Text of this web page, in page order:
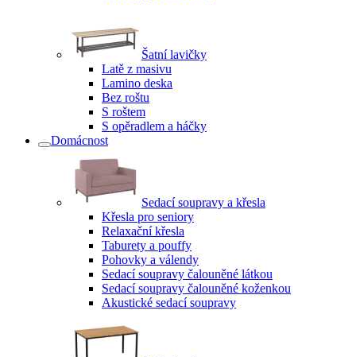
Šatní lavičky
Latě z masivu
Lamino deska
Bez roštu
S roštem
S opěradlem a háčky
Domácnost
Sedací soupravy a křesla
Křesla pro seniory
Relaxační křesla
Taburety a pouffy
Pohovky a válendy
Sedací soupravy čalouněné látkou
Sedací soupravy čalouněné koženkou
Akustické sedací soupravy